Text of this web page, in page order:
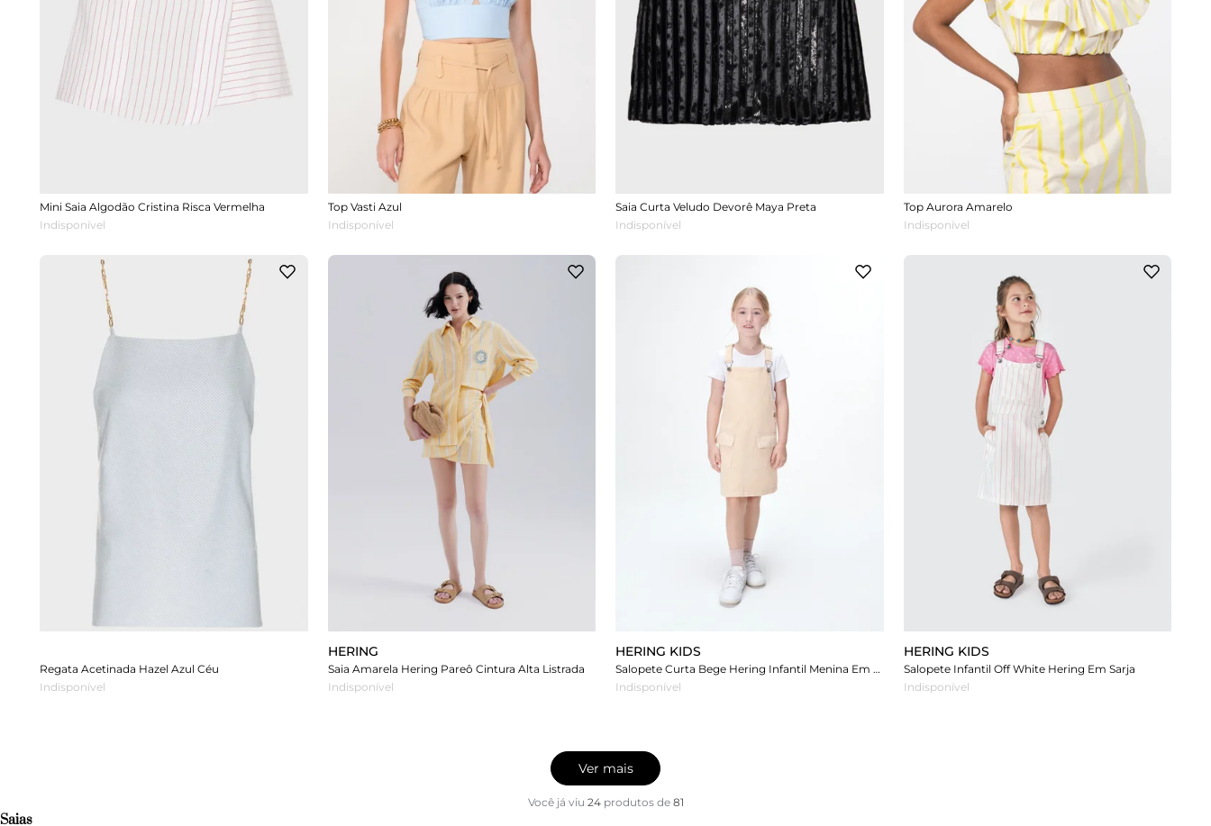
Mini Saia Algodão Cristina Risca Vermelha
Indisponível
Top Vasti Azul
Indisponível
Saia Curta Veludo Devorê Maya Preta
Indisponível
Top Aurora Amarelo
Indisponível
Regata Acetinada Hazel Azul Céu
Indisponível
HERING
Saia Amarela Hering Pareô Cintura Alta Listrada
Indisponível
HERING KIDS
Salopete Curta Bege Hering Infantil Menina Em Sarja
Indisponível
HERING KIDS
Salopete Infantil Off White Hering Em Sarja
Indisponível
Ver mais
Você já viu 24 produtosde 81
Saias